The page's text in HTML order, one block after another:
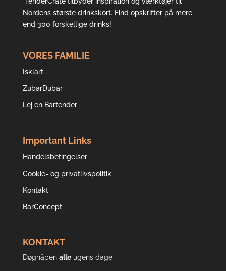
Nordens største drinkskort. Find opskrifter på mere
end 300 forskellige drinks!
VORES FAMILIE
Isklart
ZubarDubar
Lej en Bartender
Important Links
Handelsbetingelser
Cookie- og privatlivspolitik
Kontakt
BarConcept
KONTAKT
Døgnåben alleugens dage